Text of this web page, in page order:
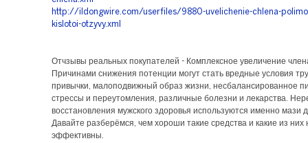
http://ildongwire.com/userfiles/9880-uvelichenie-chlena-
kislotoi-otzyvy.xml
Отчзывы реальных покупателей - Комплексное увеличение
Причинами снижения потенции могут стать вредные условия
привычки, малоподвижный образ жизни, несбалансированное
стрессы и переутомления, различные болезни и лекарства.
восстановления мужского здоровья используются именно мази
Давайте разберёмся, чем хороши такие средства и какие из них
эффективны.